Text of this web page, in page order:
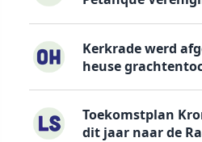
Kerkrade werd
heuse
Toekomstplan
dit jaar naar de